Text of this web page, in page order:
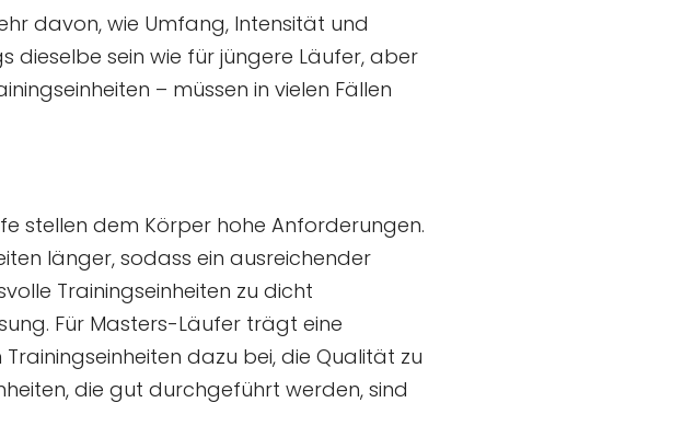
davon, wie Umfang, Intensität und
dieselbe sein wie für jüngere Läufer, aber
– müssen in vielen Fällen
stellen dem Körper hohe Anforderungen.
länger, sodass ein ausreichender
Trainingseinheiten zu dicht
Für Masters-Läufer trägt eine
dazu bei, die Qualität zu
die gut durchgeführt werden, sind